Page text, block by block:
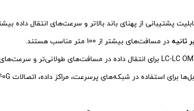
پشتیبانی از پهنای باند بالاتر و سرعت‌های انتقال داده
در مسافت‌های بیشتر از 100 متر مناسب هستند.